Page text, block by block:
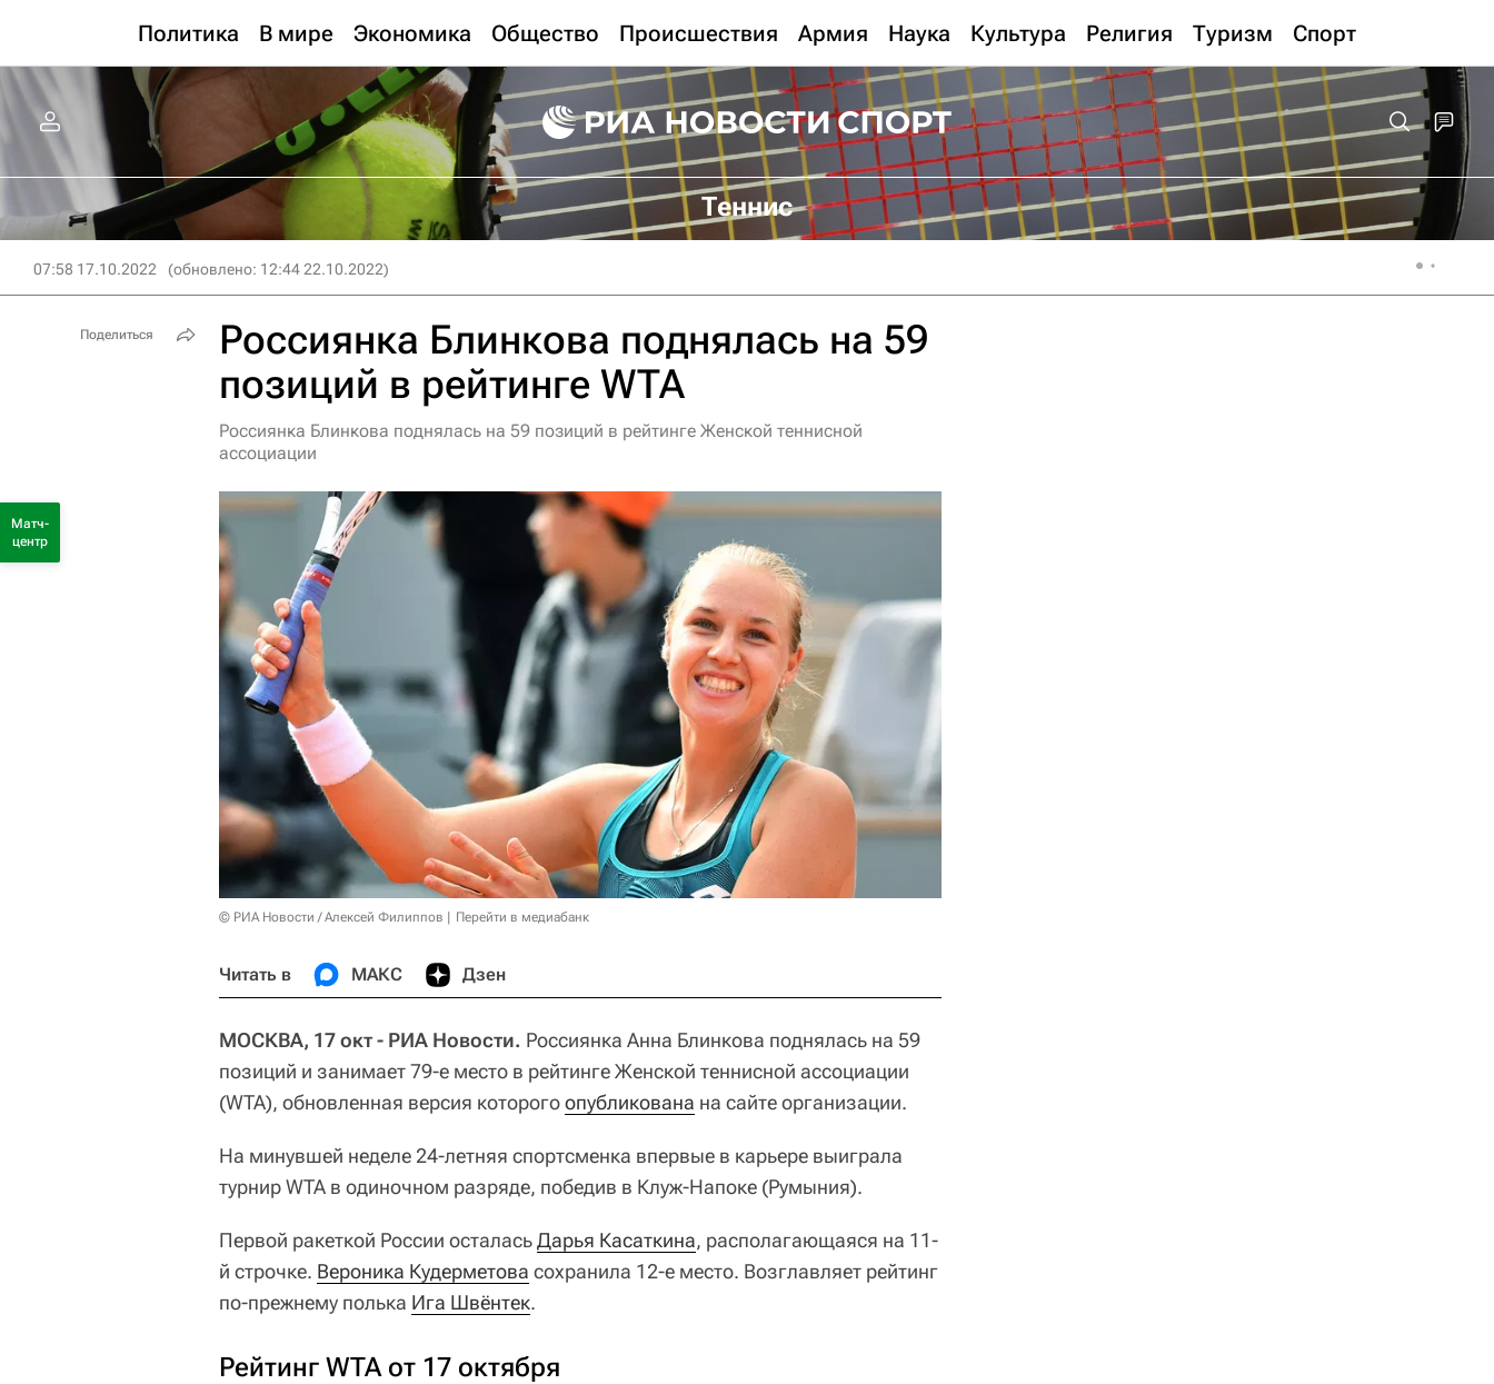
Политика В мире Экономика Общество Происшествия Армия Наука Культура Религия Туризм Спорт
Теннис
07:58 17.10.2022 (обновлено: 12:44 22.10.2022)
Россиянка Блинкова поднялась на 59
позиций в рейтинге WTA
Россиянка Блинкова поднялась на 59 позиций в рейтинге Женской теннисной
ассоциации
© РИА Новости / Алексей Филиппов Перейти в медиабанк
Читать в МАКС Дзен
МОСКВА, 17 окт - РИА Новости. Россиянка Анна Блинкова поднялась на 59
позиций и занимает 79-е место в рейтинге Женской теннисной ассоциации
(WTA), обновленная версия которогоопубликована на сайте организации.
На минувшей неделе 24-летняя спортсменка впервые в карьере выиграла
турнир WTA в одиночном разряде, победив в Клуж-Напоке (Румыния).
Первой ракеткой России осталасьДарья Касаткина, располагающаяся на 11-
й строчке. Вероника Кудерметова сохранила 12-е место. Возглавляет рейтинг
по-прежнему полька Ига Швёнтек.
Рейтинг WTA от 17 октября
Поделиться
Матч-
центр